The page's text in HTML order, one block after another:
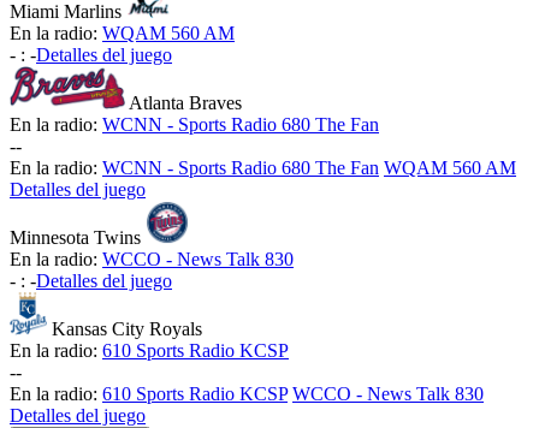
Miami Marlins
En la radio: WQAM 560 AM
- : -Detalles del juego
Atlanta Braves
En la radio: WCNN - Sports Radio 680 The Fan
--
En la radio: WCNN - Sports Radio 680 The Fan WQAM 560 AM
Detalles del juego
Minnesota Twins
En la radio: WCCO - News Talk 830
- : -Detalles del juego
Kansas City Royals
En la radio: 610 Sports Radio KCSP
--
En la radio: 610 Sports Radio KCSP WCCO - News Talk 830
Detalles del juego